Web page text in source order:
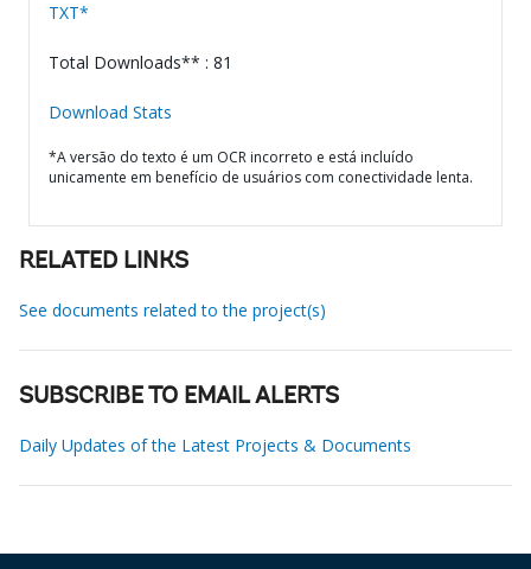
TXT*
Total Downloads** : 81
Download Stats
*A versão do texto é um OCR incorreto e está incluído
unicamente em benefício de usuários com conectividade lenta.
RELATED LINKS
See documents related to the project(s)
SUBSCRIBE TO EMAIL ALERTS
Daily Updates of the Latest Projects & Documents